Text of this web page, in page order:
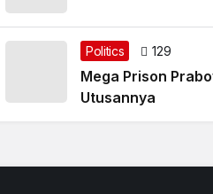
Politics 129
Mega Prison
Utusannya